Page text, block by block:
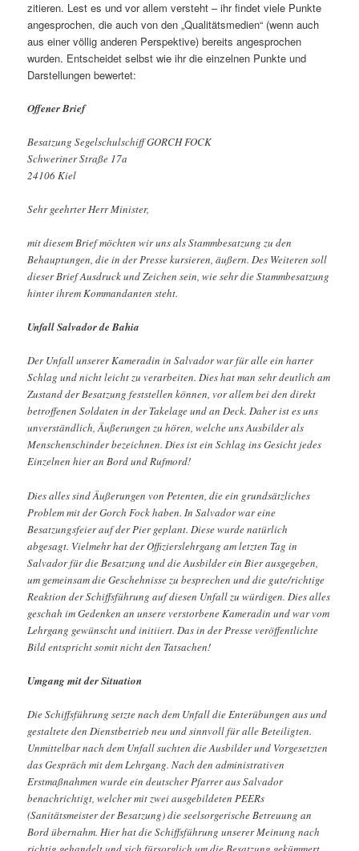
zitieren. Lest es und vor allem versteht – ihr findet viele Punkte
angesprochen, die auch von den „Qualitätsmedien“ (wenn auch
aus einer völlig anderen Perspektive) bereits angesprochen
wurden. Entscheidet selbst wie ihr die einzelnen Punkte und
Darstellungen bewertet:
Offener Brief
Besatzung Segelschulschiff GORCH FOCK
Schweriner Straße 17a
24106 Kiel
Sehr geehrter Herr Minister,
mit diesem Brief möchten wir uns als Stammbesatzung zu den
Behauptungen, die in der Presse kursieren, äußern. Des Weiteren soll
dieser Brief Ausdruck und Zeichen sein, wie sehr die Stammbesatzung
hinter ihrem Kommandanten steht.
Unfall Salvador de Bahia
Der Unfall unserer Kameradin in Salvador war für alle ein harter
Schlag und nicht leicht zu verarbeiten. Dies hat man sehr deutlich am
Zustand der Besatzung feststellen können, vor allem bei den direkt
betroffenen Soldaten in der Takelage und an Deck. Daher ist es uns
unverständlich, Äußerungen zu hören, welche uns Ausbilder als
Menschenschinder bezeichnen. Dies ist ein Schlag ins Gesicht jedes
Einzelnen hier an Bord und Rufmord!
Dies alles sind Äußerungen von Petenten, die ein grundsätzliches
Problem mit der Gorch Fock haben. In Salvador war eine
Besatzungsfeier auf der Pier geplant. Diese wurde natürlich
abgesagt. Vielmehr hat der Offizierslehrgang am letzten Tag in
Salvador für die Besatzung und die Ausbilder ein Bier ausgegeben,
um gemeinsam die Geschehnisse zu besprechen und die gute/richtige
Reaktion der Schiffsführung auf diesen Unfall zu würdigen. Dies alles
geschah im Gedenken an unsere verstorbene Kameradin und war vom
Lehrgang gewünscht und initiiert. Das in der Presse veröffentlichte
Bild entspricht somit nicht den Tatsachen!
Umgang mit der Situation
Die Schiffsführung setzte nach dem Unfall die Enterübungen aus und
gestaltete den Dienstbetrieb neu und sinnvoll für alle Beteiligten.
Unmittelbar nach dem Unfall suchten die Ausbilder und Vorgesetzten
das Gespräch mit dem Lehrgang. Nach den administrativen
Erstmaßnahmen wurde ein deutscher Pfarrer aus Salvador
benachrichtigt, welcher mit zwei ausgebildeten PEERs
(Sanitätsmeister der Besatzung) die seelsorgerische Betreuung an
Bord übernahm. Hier hat die Schiffsführung unserer Meinung nach